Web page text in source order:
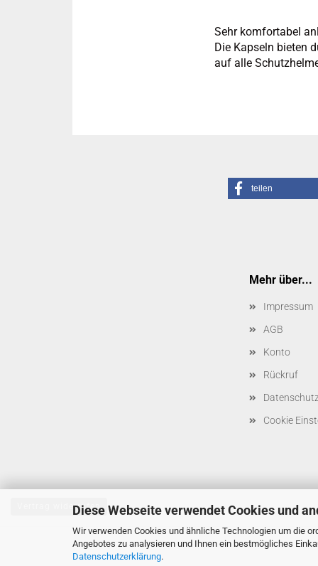
Diese Webseite verwendet Cookies und
Wir verwenden Cookies und ähnliche Technologien um die
Angebotes zu analysieren und Ihnen ein bestmögliches
Datenschutzerklärung.
Sehr komfortabel
Die Kapseln bieten
auf alle
teilen
Mehr über...
Impressum
AGB
Konto
Rückruf
Cookie
Vertrag widerrufen